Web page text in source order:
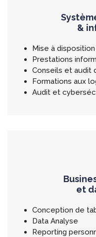
&
Mise à
Prestations
Conseils et audit
Formations aux
Audit et
et
Conception de
Data Analyse
Reporting